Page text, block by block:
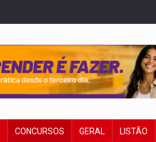
CONCURSOS GERAL LISTÃO